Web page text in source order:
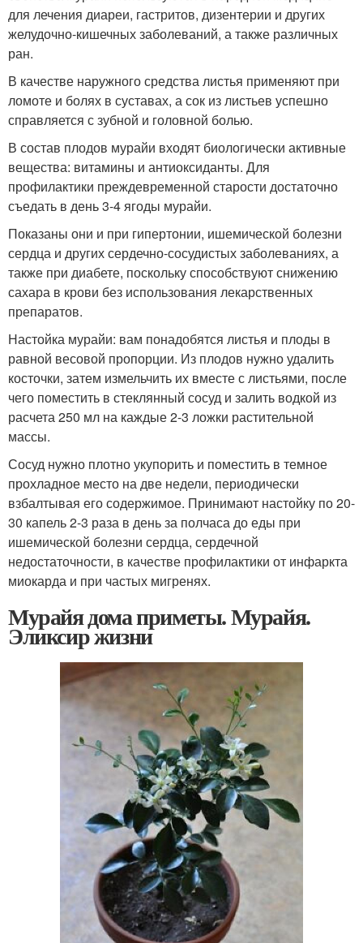
для лечения диареи, гастритов, дизентерии и других
желудочно-кишечных заболеваний, а также различных
ран.
В качестве наружного средства листья применяют при
ломоте и болях в суставах, а сок из листьев успешно
справляется с зубной и головной болью.
В состав плодов мурайи входят биологически активные
вещества: витамины и антиоксиданты. Для
профилактики преждевременной старости достаточно
съедать в день 3-4 ягоды мурайи.
Показаны они и при гипертонии, ишемической болезни
сердца и других сердечно-сосудистых заболеваниях, а
также при диабете, поскольку способствуют снижению
сахара в крови без использования лекарственных
препаратов.
Настойка мурайи: вам понадобятся листья и плоды в
равной весовой пропорции. Из плодов нужно удалить
косточки, затем измельчить их вместе с листьями, после
чего поместить в стеклянный сосуд и залить водкой из
расчета 250 мл на каждые 2-3 ложки растительной
массы.
Сосуд нужно плотно укупорить и поместить в темное
прохладное место на две недели, периодически
взбалтывая его содержимое. Принимают настойку по 20-
30 капель 2-3 раза в день за полчаса до еды при
ишемической болезни сердца, сердечной
недостаточности, в качестве профилактики от инфаркта
миокарда и при частых мигренях.
Мурайя дома приметы. Мурайя.
Эликсир жизни